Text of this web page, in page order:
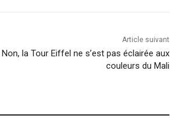
Article suivant
Non, la Tour Eiffel ne s’est pas éclairée aux
couleurs du Mali